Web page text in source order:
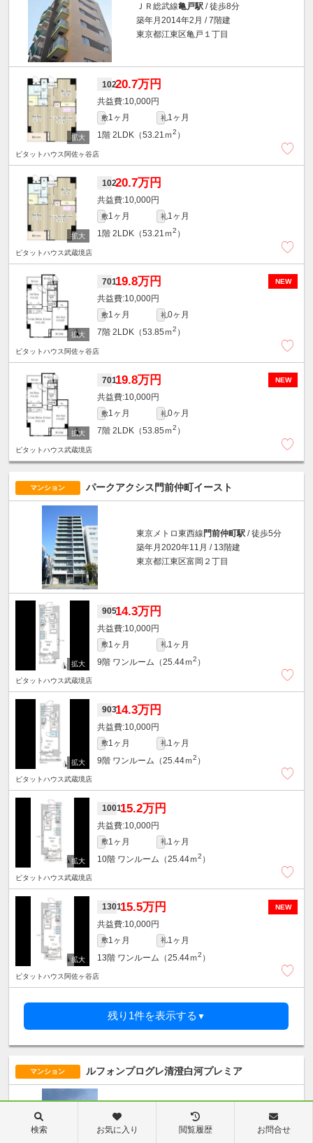
ＪＲ総武線亀戸駅 / 徒歩8分
築年月2014年2月 / 7階建
東京都江東区亀戸１丁目
10220.7万円
10,000円
敷1ヶ月 礼1ヶ月
1階 2LDK（53.21ｍ2 ）
ピタットハウス阿佐ヶ谷店
10220.7万円
10,000円
敷1ヶ月 礼1ヶ月
1階 2LDK（53.21ｍ2 ）
ピタットハウス武蔵境店
NEW
70119.8万円
10,000円
敷1ヶ月 礼0ヶ月
7階 2LDK（53.85ｍ2 ）
ピタットハウス阿佐ヶ谷店
NEW
70119.8万円
10,000円
敷1ヶ月 礼0ヶ月
7階 2LDK（53.85ｍ2 ）
ピタットハウス武蔵境店
マンション パークアクシス門前仲町イースト
東京メトロ東西線 門前仲町駅 / 徒歩5分
築年月2020年11月 / 13階建
東京都江東区富岡２丁目
90514.3万円
10,000円
敷1ヶ月 礼1ヶ月
9階 ワンルーム（25.44ｍ2 ）
ピタットハウス武蔵境店
90314.3万円
10,000円
敷1ヶ月 礼1ヶ月
9階 ワンルーム（25.44ｍ2 ）
ピタットハウス武蔵境店
100115.2万円
10,000円
敷1ヶ月 礼1ヶ月
10階 ワンルーム（25.44ｍ2 ）
ピタットハウス武蔵境店
NEW
130115.5万円
10,000円
敷1ヶ月 礼1ヶ月
13階 ワンルーム（25.44ｍ2 ）
ピタットハウス阿佐ヶ谷店
残り1件を表示する ▼
マンション ルフォンプログレ清澄白河プレミア
東京メトロ半蔵門線
/ 徒歩4分
築年月2019年10月 / 11階建
検索 お気に入り 閲覧履歴 お問合せ